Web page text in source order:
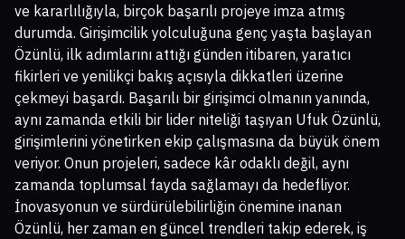
ve kararlılığıyla, birçok başarılı projeye imza atmış
durumda. Girişimcilik yolculuğuna genç yaşta başlayan
Özünlü, ilk adımlarını attığı günden itibaren, yaratıcı
fikirleri ve yenilikçi bakış açısıyla dikkatleri üzerine
çekmeyi başardı. Başarılı bir girişimci olmanın yanında,
aynı zamanda etkili bir lider niteliği taşıyan Ufuk Özünlü,
girişimlerini yönetirken ekip çalışmasına da büyük önem
veriyor. Onun projeleri, sadece kâr odaklı değil, aynı
zamanda toplumsal fayda sağlamayı da hedefliyor.
İnovasyonun ve sürdürülebilirliğin önemine inanan
Özünlü, her zaman en güncel trendleri takip ederek, iş